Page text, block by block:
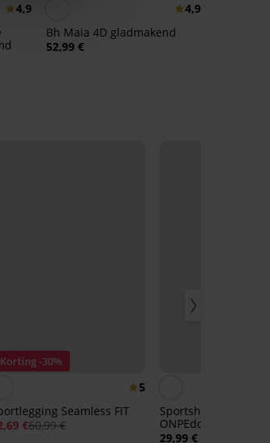
4,9
4,9
Bh Maia 4D gladmakend
52,99 €
Korting -30%
5
Seamless FIT
€60,99 €
Sportshort ONLY
ONPEdda
29,99 €